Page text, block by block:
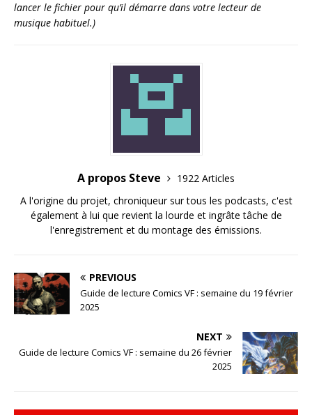
lancer le fichier pour qu’il démarre dans votre lecteur de
musique habituel.)
A propos Steve
1922 Articles
A l'origine du projet, chroniqueur sur tous les podcasts, c'est
également à lui que revient la lourde et ingrâte tâche de
l'enregistrement et du montage des émissions.
PREVIOUS
Guide de lecture Comics VF : semaine du 19 février
2025
NEXT
Guide de lecture Comics VF : semaine du 26 février
2025